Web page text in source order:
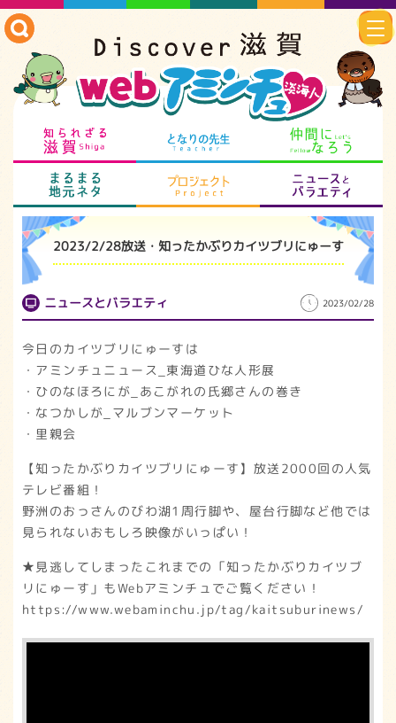
知られざる滋賀 となりの先生
まるまる地元ネタ プロジェクト
2023/2/28放送・知ったかぶりカイツブリにゅーす
ニュースとバラエティ 2023/02/28
今日のカイツブリにゅーすは
・アミンチュニュース_東海道ひな人形展
・ひのなほろにが_あこがれの氏郷さんの巻き
・なつかしが_マルブンマーケット
・里親会
【知ったかぶりカイツブリにゅーす】放送2000回の人気
テレビ番組！
野洲のおっさんのびわ湖1周行脚や、屋台行脚など他では
見られないおもしろ映像がいっぱい！
★見逃してしまったこれまでの「知ったかぶりカイツブ
リにゅーす」もWebアミンチュでご覧ください！
https://www.webaminchu.jp/tag/kaitsuburinews/